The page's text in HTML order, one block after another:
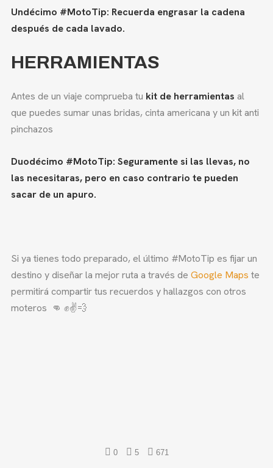
Undécimo #MotoTip: Recuerda engrasar la cadena
después de cada lavado.
HERRAMIENTAS
Antes de un viaje comprueba tu kit de herramientas al
que puedes sumar unas bridas, cinta americana y un kit anti
pinchazos
Duodécimo #MotoTip: Seguramente si las llevas, no
las necesitaras, pero en caso contrario te pueden
sacar de un apuro.
Si ya tienes todo preparado, el último #MotoTip es fijar un
destino y diseñar la mejor ruta a través de Google Maps te
permitirá compartir tus recuerdos y hallazgos con otros
moteros 👊 ✊✌️💨
0 5 671